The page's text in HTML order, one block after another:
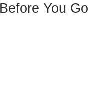
Before You Go